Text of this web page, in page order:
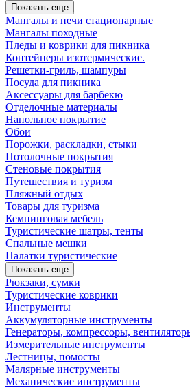
Показать еще
Мангалы и печи стационарные
Мангалы походные
Пледы и коврики для пикника
Контейнеры изотермические.
Решетки-гриль, шампуры
Посуда для пикника
Аксессуары для барбекю
Отделочные материалы
Напольное покрытие
Обои
Порожки, раскладки, стыки
Потолочные покрытия
Стеновые покрытия
Путешествия и туризм
Пляжный отдых
Товары для туризма
Кемпинговая мебель
Туристические шатры, тенты
Спальные мешки
Палатки туристические
Показать еще
Рюкзаки, сумки
Туристические коврики
Инструменты
Аккумуляторные инструменты
Генераторы, компрессоры,
Измерительные инструменты
Лестницы, помосты
Малярные инструменты
Механические инструменты